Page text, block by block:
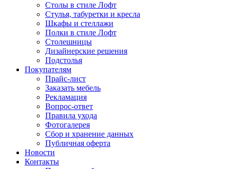
Столы в стиле Лофт
Стулья, табуретки и кресла
Шкафы и стеллажи
Полки в стиле Лофт
Столешницы
Дизайнерские решения
Подстолья
Покупателям
Прайс-лист
Заказать мебель
Рекламация
Вопрос-ответ
Правила ухода
Фотогалерея
Сбор и хранение данных
Публичная оферта
Новости
Контакты